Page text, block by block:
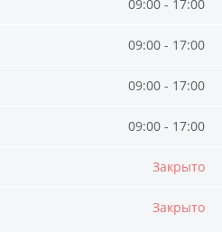
09:00 - 17:00
09:00 - 17:00
09:00 - 17:00
09:00 - 17:00
Закрыто
Закрыто